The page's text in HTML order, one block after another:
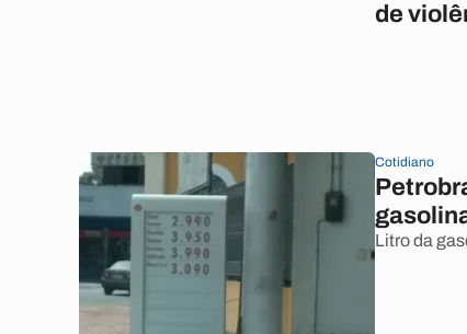
de
Cotidiano
Litro da